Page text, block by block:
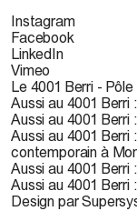
Instagram
Facebook
LinkedIn
Vimeo
Le 4001 Berri -
Aussi au 4001 Berri
Aussi au 4001 Berri
Aussi au 4001
contemporain à
Aussi au 4001 Berri
Aussi au 4001 Berri
Design par